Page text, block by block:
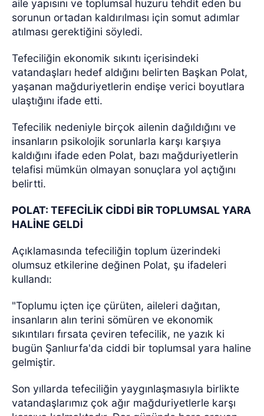
aile yapısını ve toplumsal huzuru tehdit eden bu
sorunun ortadan kaldırılması için somut adımlar
atılması gerektiğini söyledi.
Tefeciliğin ekonomik sıkıntı içerisindeki
vatandaşları hedef aldığını belirten Başkan Polat,
yaşanan mağduriyetlerin endişe verici boyutlara
ulaştığını ifade etti.
Tefecilik nedeniyle birçok ailenin dağıldığını ve
insanların psikolojik sorunlarla karşı karşıya
kaldığını ifade eden Polat, bazı mağduriyetlerin
telafisi mümkün olmayan sonuçlara yol açtığını
belirtti.
POLAT: TEFECİLİK CİDDİ BİR TOPLUMSAL YARA
HALİNE GELDİ
Açıklamasında tefeciliğin toplum üzerindeki
olumsuz etkilerine değinen Polat, şu ifadeleri
kullandı:
"Toplumu içten içe çürüten, aileleri dağıtan,
insanların alın terini sömüren ve ekonomik
sıkıntıları fırsata çeviren tefecilik, ne yazık ki
bugün Şanlıurfa'da ciddi bir toplumsal yara haline
gelmiştir.
Son yıllarda tefeciliğin yaygınlaşmasıyla birlikte
vatandaşlarımız çok ağır mağduriyetlerle karşı